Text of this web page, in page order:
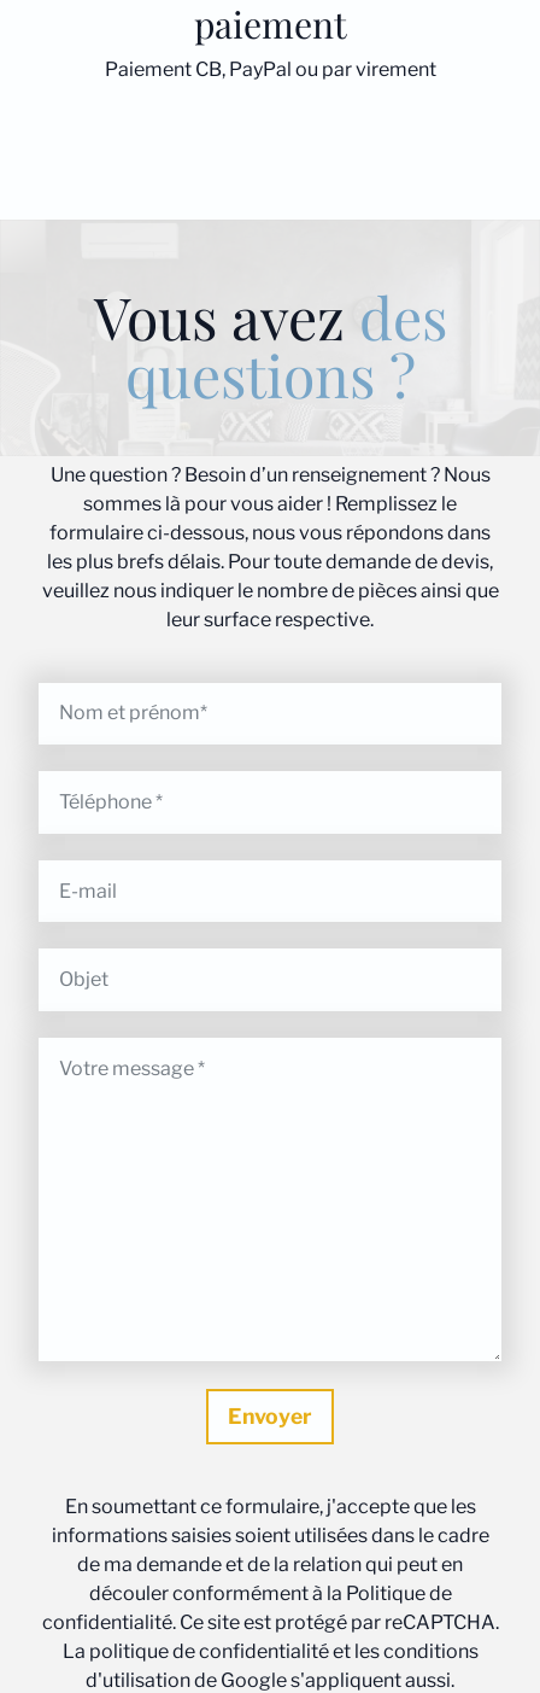
paiement
Paiement CB, PayPal ou par virement
Vous avez des
questions ?
Une question ? Besoin d’un renseignement ? Nous
sommes là pour vous aider ! Remplissez le
formulaire ci-dessous, nous vous répondons dans
les plus brefs délais. Pour toute demande de devis,
veuillez nous indiquer le nombre de pièces ainsi que
leur surface respective.
En soumettant ce formulaire, j'accepte que les
informations saisies soient utilisées dans le cadre
de ma demande et de la relation qui peut en
découler conformément à la Politique de
confidentialité. Ce site est protégé par reCAPTCHA.
La politique de confidentialité et les conditions
d'utilisation de Google s'appliquent aussi.